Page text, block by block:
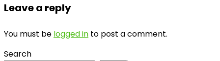
Leave a reply
You must be logged in to post a comment.
Search